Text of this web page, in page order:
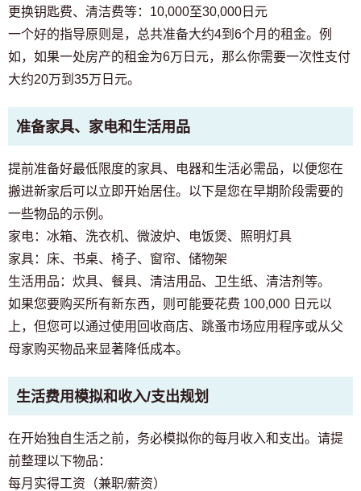
更换钥匙费、清洁费等：10,000至30,000日元
一个好的指导原则是，总共准备大约4到6个月的租金。例
如，如果一处房产的租金为6万日元，那么你需要一次性支付
大约20万到35万日元。
准备家具、家电和生活用品
提前准备好最低限度的家具、电器和生活必需品，以便您在
搬进新家后可以立即开始居住。以下是您在早期阶段需要的
一些物品的示例。
家电：冰箱、洗衣机、微波炉、电饭煲、照明灯具
家具：床、书桌、椅子、窗帘、储物架
生活用品：炊具、餐具、清洁用品、卫生纸、清洁剂等。
如果您要购买所有新东西，则可能要花费 100,000 日元以
上，但您可以通过使用回收商店、跳蚤市场应用程序或从父
母家购买物品来显著降低成本。
生活费用模拟和收入/支出规划
在开始独自生活之前，务必模拟你的每月收入和支出。请提
前整理以下物品：
每月实得工资（兼职/薪资）